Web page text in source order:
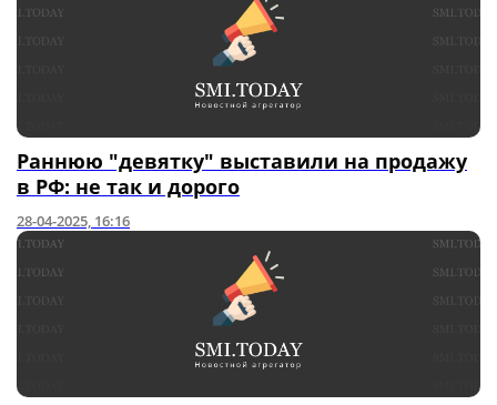
Раннюю "девятку" выставили на продажу
в РФ: не так и дорого
28-04-2025, 16:16